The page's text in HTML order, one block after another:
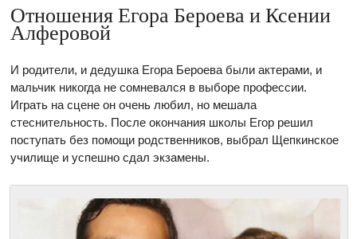
Отношения Егора Бероева и Ксении
Алферовой
И родители, и дедушка Егора Бероева были актерами, и
мальчик никогда не сомневался в выборе профессии.
Играть на сцене он очень любил, но мешала
стеснительность. После окончания школы Егор решил
поступать без помощи родственников, выбрал Щепкинское
училище и успешно сдал экзамены.